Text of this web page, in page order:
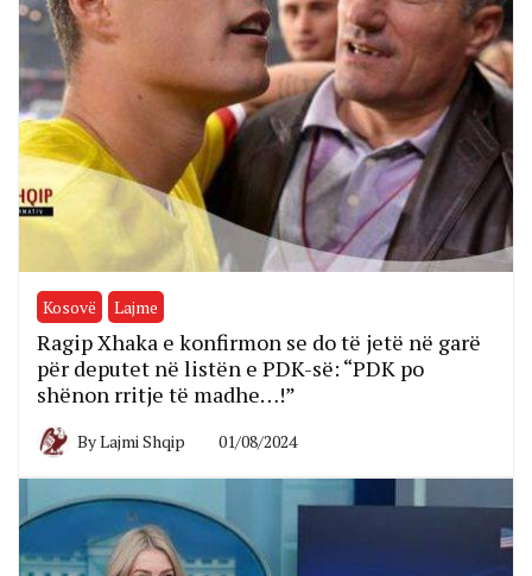
Kosovë Lajme
Ragip Xhaka e konfirmon se do të jetë në garë
për deputet në listën e PDK-së: “PDK po
shënon rritje të madhe…!”
ByLajmi Shqip 01/08/2024